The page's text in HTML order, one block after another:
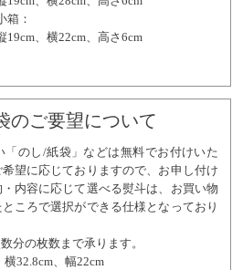
箱：
19cm、横22cm、高さ6cm
のご要望について
「のし/紙袋」などは無料でお付けいた
望に応じておりますので、お申し付け
内容に応じて選べる熨斗は、お買い物
ころで選択ができる仕様となっており
分の枚数まで承ります。
32.8cm、幅22cm